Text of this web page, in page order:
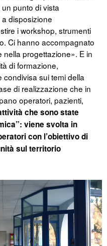
punto di vista
disposizione
i workshop, strumenti
Ci hanno accompagnato
nella progettazione». E in
di formazione,
sui temi della
di realizzazione che in
operatori, pazienti,
che sono state
viene svolta in
con l’obiettivo di
sul territorio